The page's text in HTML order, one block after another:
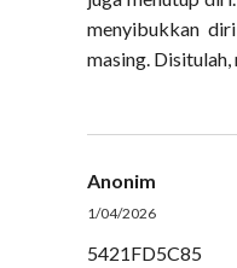
menyibukkan
masing.
Anonim
1/04/2026
5421FD5C85